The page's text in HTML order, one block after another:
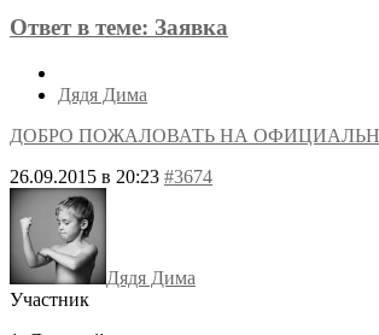
Ответ в теме: Заявка
Дядя Дима
ДОБРО ПОЖАЛОВАТЬ НА
26.09.2015 в 20:23 #3674
Дядя Дима
Участник